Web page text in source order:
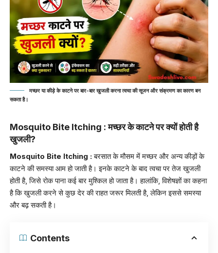
मच्छर या कीड़े के काटने पर बार-बार खुजली करना त्वचा की सूजन और संक्रमण का कारण बन
सकता है।
Mosquito Bite Itching : मच्छर के काटने पर क्यों होती है
खुजली?
Mosquito Bite Itching :बरसात के मौसम में मच्छर और अन्य कीड़ों के
काटने की समस्या आम हो जाती है। इनके काटने के बाद त्वचा पर तेज खुजली
होती है, जिसे रोक पाना कई बार मुश्किल हो जाता है। हालांकि, विशेषज्ञों का कहना
है कि खुजली करने से कुछ देर की राहत जरूर मिलती है, लेकिन इससे समस्या
और बढ़ सकती है।
Contents